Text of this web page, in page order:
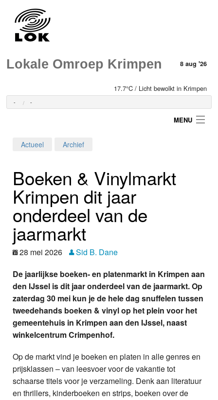
Lokale Omroep Krimpen 8 aug '26
17.7°C / Licht bewolkt in Krimpen
- -
MENU
Home
Programma's
Nieuws
Foto's
Video
Webcam
Info
Actueel Archief
Boeken & Vinylmarkt
Krimpen dit jaar
onderdeel van de
jaarmarkt
28 mei 2026
Sid B. Dane
De jaarlijkse boeken- en platenmarkt in Krimpen aan
den IJssel is dit jaar onderdeel van de jaarmarkt. Op
zaterdag 30 mei kun je de hele dag snuffelen tussen
tweedehands boeken & vinyl op het plein voor het
gemeentehuis in Krimpen aan den IJssel, naast
winkelcentrum Crimpenhof.
Op de markt vind je boeken en platen in alle genres en
prijsklassen – van leesvoer voor de vakantie tot
schaarse titels voor je verzameling. Denk aan literatuur
en thrillers, kinderboeken en strips, boeken over de